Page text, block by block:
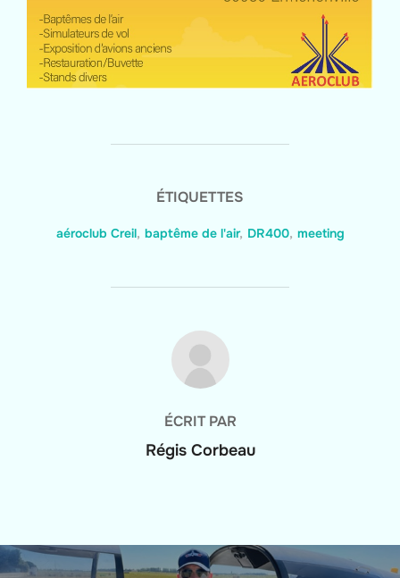
ÉTIQUETTES
aéroclub Creil, baptême de l'air, DR400, meeting
AUTEUR DE LA PUBLICATION
ÉCRIT PAR
Régis Corbeau
Navigation